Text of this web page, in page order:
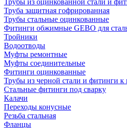
Труба защитная гофрированная
Трубы стальные оцинкованные
Фитинги обжимные GEBO для
Тройники
Водоотводы
Муфты ремонтные
Муфты соединительные
Фитинги оцинкованные
Трубы из черной стали и фитинги к
Стальные фитинги под сварку
Калачи
Переходы конусные
Резьба стальная
Фланцы